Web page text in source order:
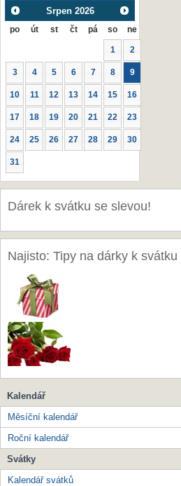
Srpen 2026
po út st čt pá so ne
1 2
3 4 5 6 7 8 9
10 11 12 13 14 15 16
17 18 19 20 21 22 23
24 25 26 27 28 29 30
31
Dárek k svátku se slevou!
Najisto: Tipy na dárky k svátku
Kalendář
Měsíční kalendář
Roční kalendář
Svátky
Kalendář svátků